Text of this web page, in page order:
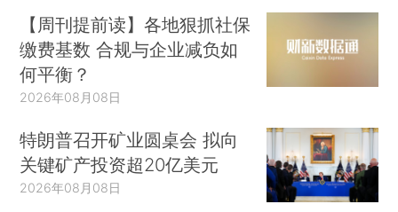
【周刊提前读】各地狠抓社保
缴费基数 合规与企业减负如
何平衡？
2026年08月08日
特朗普召开矿业圆桌会 拟向
关键矿产投资超20亿美元
2026年08月08日